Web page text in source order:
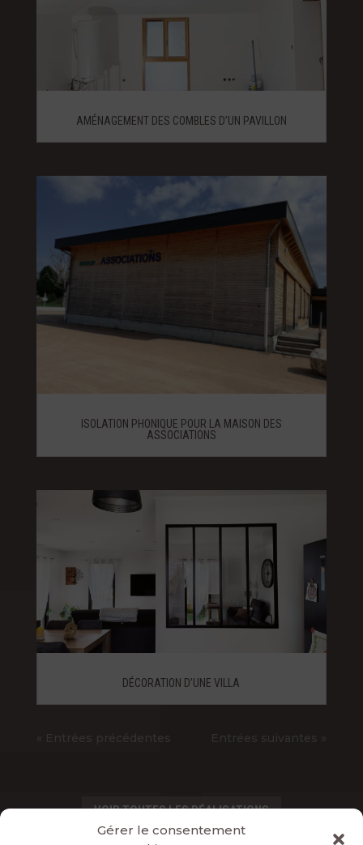
Gérer le consentement
AMÉNAGEMENT DES COMBLES D’UN PAVILLON
ISOLATION PHONIQUE POUR LA MAISON DES
ASSOCIATIONS
DÉCORATION D’UNE VILLA
« Entrées précédentes Entrées suivantes »
VOIR TOUTES LES RÉALISATIONS